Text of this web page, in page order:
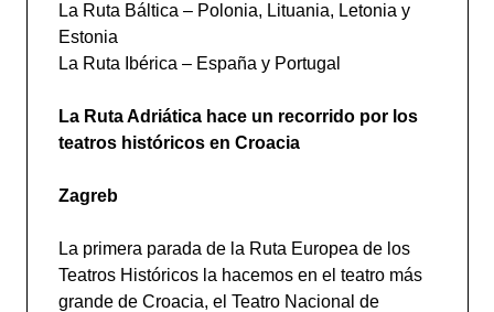
La Ruta Báltica – Polonia, Lituania, Letonia y
Estonia
La Ruta Ibérica – España y Portugal
La Ruta Adriática hace un recorrido por los
teatros históricos en Croacia
Zagreb
La primera parada de la Ruta Europea de los
Teatros Históricos la hacemos en el teatro más
grande de Croacia, el Teatro Nacional de